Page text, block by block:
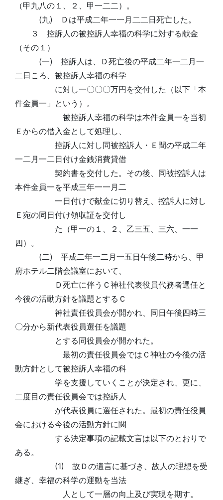
（甲九八の１、２、甲一二二）。
(九) Ｄは平成二年一一月二二日死亡した。
３ 控訴人の被控訴人幸福の科学に対する献金
（その１）
(一) 控訴人は、Ｄ死亡後の平成二年一二月一
二日ころ、被控訴人幸福の科学
に対し一〇〇〇万円を交付した（以下「本
件金員一」という）。
被控訴人幸福の科学は本件金員一を当初
Ｅからの借入金として処理し、
控訴人に対し同被控訴人・Ｅ間の平成二年
一二月一二日付け金銭消費貸借
契約書を交付した。その後、同被控訴人は
本件金員一を平成三年一一月二
一日付けで献金に切り替え、控訴人に対し
Ｅ宛の同日付け領収証を交付し
た（甲一の１、２、乙三五、三六、一一
四）。
(二) 平成二年一二月一五日午後二時から、甲
府ホテル二階会議室において、
Ｄ死亡に伴うＣ神社代表役員代務者選任と
今後の活動方針を議題とするＣ
神社責任役員会が開かれ、同日午後四時三
〇分から新代表役員選任を議題
とする同役員会が開かれた。
最初の責任役員会ではＣ神社の今後の活
動方針として被控訴人幸福の科
学を支援していくことが決定され、更に、
二度目の責任役員会では控訴人
が代表役員に選任された。最初の責任役員
会における今後の活動方針に関
する決定事項の記載文言は以下のとおりで
ある。
(1) 故Ｄの遺言に基づき、故人の理想を受
継ぎ、幸福の科学の運動を当法
人として一層の向上及び実現を期す。